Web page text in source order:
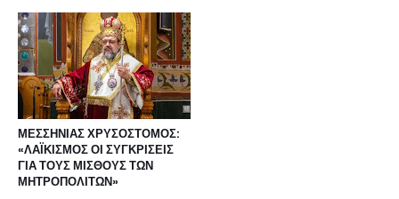
ΜΕΣΣΗΝΙΑΣ ΧΡΥΣΟΣΤΟΜΟΣ:
«ΛΑΪΚΙΣΜΟΣ ΟΙ ΣΥΓΚΡΙΣΕΙΣ
ΓΙΑ ΤΟΥΣ ΜΙΣΘΟΥΣ ΤΩΝ
ΜΗΤΡΟΠΟΛΙΤΩΝ»